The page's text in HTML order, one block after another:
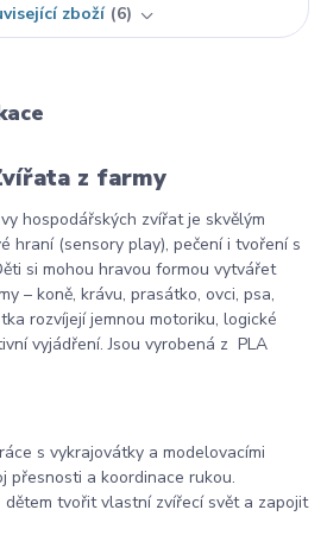
zboží 6
z farmy
hospodářských zvířat je skvělým
hraní (sensory play), pečení i tvoření s
si mohou hravou formou vytvářet
– koně, krávu, prasátko, ovci, psa,
rozvíjejí jemnou motoriku, logické
vyjádření. Jsou vyrobená z PLA
s vykrajovátky a modelovacími
přesnosti a koordinace rukou.
dětem tvořit vlastní zvířecí svět a zapojit